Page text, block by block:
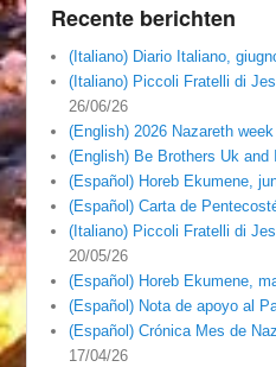
Recente berichten
(Italiano) Diario Italiano,
(Italiano) Piccoli Fratelli di
26/06/26
(English) 2026 Nazareth
(English) Be Brothers Uk and
(Español) Horeb Ekumene,
(Español) Carta de
(Italiano) Piccoli Fratelli di
20/05/26
(Español) Horeb Ekumene,
(Español) Nota de apoyo al
(Español) Crónica Mes de
17/04/26